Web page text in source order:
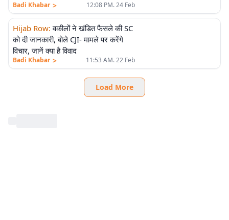
Badi Khabar > 12:08 PM. 24 Feb
Hijab Row: वकीलों ने खंडित फैसले की SC
को दी जानकारी, बोले CJI- मामले पर करेंगे
विचार, जानें क्या है विवाद
Badi Khabar > 11:53 AM. 22 Feb
Load More